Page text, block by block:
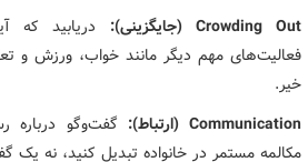
Crowding Out (جایگزینی):
دریابید که
فعالیت‌های مهم دیگر مانند خواب، ورزش و
خیر.
Communication (ارتباط):
گفت‌وگو درباره
مکالمه مستمر در خانواده تبدیل کنید، نه یک